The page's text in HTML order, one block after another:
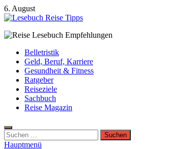
Zum
Inhalt
6. August
Lesebuch Reise Tipps
Belletristik
Geld, Beruf, Karriere
Gesundheit & Fitness
Ratgeber
Reiseziele
Sachbuch
Reise Magazin
Suchen
nach:
Hauptmenü